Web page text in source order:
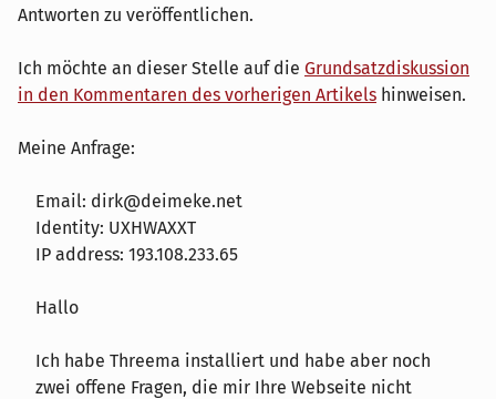
Antworten zu veröffentlichen.
Ich möchte an dieser Stelle auf die Grundsatzdiskussion
in den Kommentaren des vorherigen Artikels hinweisen.
Meine Anfrage:
Email: dirk@deimeke.net
Identity: UXHWAXXT
IP address: 193.108.233.65
Hallo
Ich habe Threema installiert und habe aber noch
zwei offene Fragen, die mir Ihre Webseite nicht